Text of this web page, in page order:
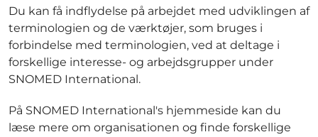
Du kan få indflydelse på arbejdet med udviklingen af
terminologien og de værktøjer, som bruges i
forbindelse med terminologien, ved at deltage i
forskellige interesse- og arbejdsgrupper under
SNOMED International.
På SNOMED International's hjemmeside kan du
læse mere om organisationen og finde forskellige